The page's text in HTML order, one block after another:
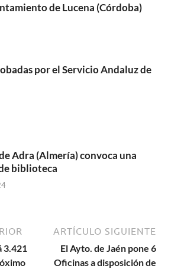
de Lucena (Córdoba)
por el Servicio Andaluz de
Adra (Almería) convoca una
biblioteca
3.421
ARTÍCULO SIGUIENTE
El Ayto. de Jaén pone 6
Oficinas a disposición de